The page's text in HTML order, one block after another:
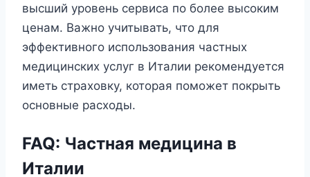
высший уровень сервиса по более высоким
ценам. Важно учитывать, что для
эффективного использования частных
медицинских услуг в Италии рекомендуется
иметь страховку, которая поможет покрыть
основные расходы.
FAQ: Частная медицина в
Италии